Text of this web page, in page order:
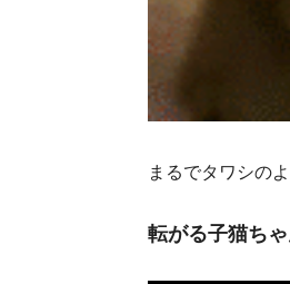
まるでタワシの
転がる子猫ちゃ